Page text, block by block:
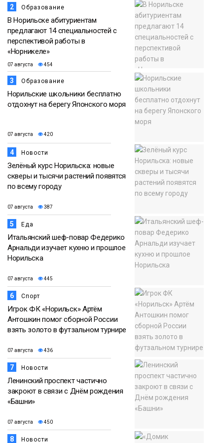
2 Образование
В Норильске абитуриентам
предлагают 14 специальностей с
перспективой работы в
«Норникеле»
07 августа 454
3 Образование
Норильские школьники бесплатно
отдохнут на берегу Японского моря
07 августа 420
4 Новости
Зелёный курс Норильска: новые
скверы и тысячи растений появятся
по всему городу
07 августа 387
5 Еда
Итальянский шеф-повар Федерико
Арнальди изучает кухню и прошлое
Норильска
07 августа 445
6 Спорт
Игрок ФК «Норильск» Артём
Антошкин помог сборной России
взять золото в футзальном турнире
07 августа 436
7 Новости
Ленинский проспект частично
закроют в связи с Днём рождения
«Башни»
07 августа 450
8 Новости